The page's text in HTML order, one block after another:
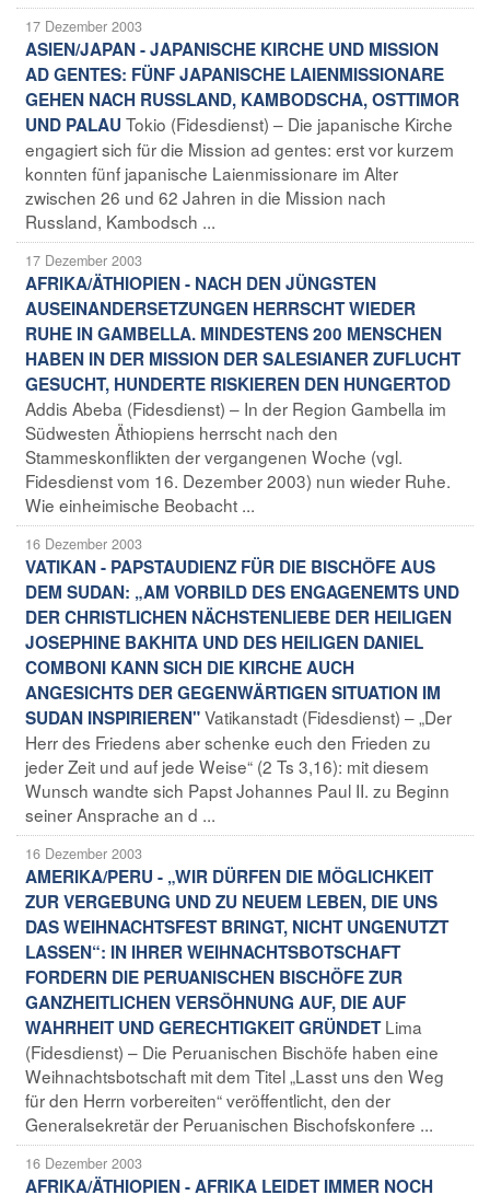
17 Dezember 2003
ASIEN/JAPAN - JAPANISCHE KIRCHE UND MISSION
AD GENTES: FÜNF JAPANISCHE LAIENMISSIONARE
GEHEN NACH RUSSLAND, KAMBODSCHA, OSTTIMOR
UND PALAU Tokio (Fidesdienst) – Die japanische Kirche
engagiert sich für die Mission ad gentes: erst vor kurzem
konnten fünf japanische Laienmissionare im Alter
zwischen 26 und 62 Jahren in die Mission nach
Russland, Kambodsch ...
17 Dezember 2003
AFRIKA/ÄTHIOPIEN - NACH DEN JÜNGSTEN
AUSEINANDERSETZUNGEN HERRSCHT WIEDER
RUHE IN GAMBELLA. MINDESTENS 200 MENSCHEN
HABEN IN DER MISSION DER SALESIANER ZUFLUCHT
GESUCHT, HUNDERTE RISKIEREN DEN HUNGERTOD
Addis Abeba (Fidesdienst) – In der Region Gambella im
Südwesten Äthiopiens herrscht nach den
Stammeskonflikten der vergangenen Woche (vgl.
Fidesdienst vom 16. Dezember 2003) nun wieder Ruhe.
Wie einheimische Beobacht ...
16 Dezember 2003
VATIKAN - PAPSTAUDIENZ FÜR DIE BISCHÖFE AUS
DEM SUDAN: „AM VORBILD DES ENGAGENEMTS UND
DER CHRISTLICHEN NÄCHSTENLIEBE DER HEILIGEN
JOSEPHINE BAKHITA UND DES HEILIGEN DANIEL
COMBONI KANN SICH DIE KIRCHE AUCH
ANGESICHTS DER GEGENWÄRTIGEN SITUATION IM
SUDAN INSPIRIEREN"Vatikanstadt (Fidesdienst) – „Der
Herr des Friedens aber schenke euch den Frieden zu
jeder Zeit und auf jede Weise“ (2 Ts 3,16): mit diesem
Wunsch wandte sich Papst Johannes Paul II. zu Beginn
seiner Ansprache an d ...
16 Dezember 2003
AMERIKA/PERU - „WIR DÜRFEN DIE MÖGLICHKEIT
ZUR VERGEBUNG UND ZU NEUEM LEBEN, DIE UNS
DAS WEIHNACHTSFEST BRINGT, NICHT UNGENUTZT
LASSEN“: IN IHRER WEIHNACHTSBOTSCHAFT
FORDERN DIE PERUANISCHEN BISCHÖFE ZUR
GANZHEITLICHEN VERSÖHNUNG AUF, DIE AUF
WAHRHEIT UND GERECHTIGKEIT GRÜNDET Lima
(Fidesdienst) – Die Peruanischen Bischöfe haben eine
Weihnachtsbotschaft mit dem Titel „Lasst uns den Weg
für den Herrn vorbereiten“ veröffentlicht, den der
Generalsekretär der Peruanischen Bischofskonfere ...
16 Dezember 2003
AFRIKA/ÄTHIOPIEN - AFRIKA LEIDET IMMER NOCH